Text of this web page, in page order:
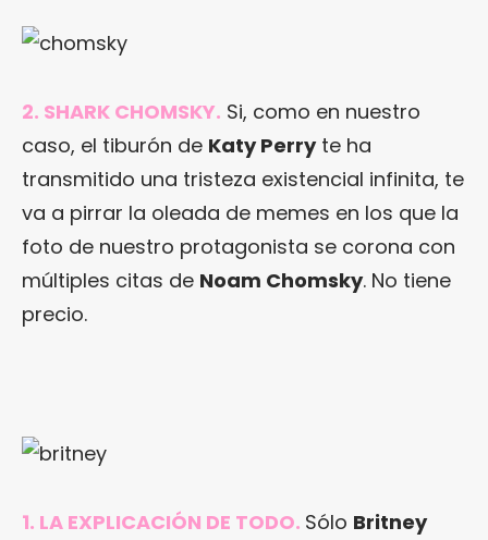
2. SHARK CHOMSKY. Si, como en nuestro
caso, el tiburón de Katy Perryte ha
transmitido una tristeza existencial infinita, te
va a pirrar la oleada de memes en los que la
foto de nuestro protagonista se corona con
múltiples citas de Noam Chomsky. No tiene
precio.
1. LA EXPLICACIÓN DE TODO. Sólo Britney